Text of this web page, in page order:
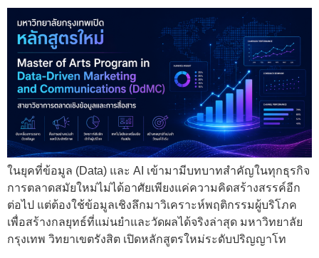
ในยุคที่ข้อมูล (Data) และ AI เข้ามามีบทบาทสำคัญในทุกธุรกิจ
การตลาดสมัยใหม่ไม่ได้อาศัยเพียงแค่ความคิดสร้างสรรค์อีก
ต่อไป แต่ต้องใช้ข้อมูลเชิงลึกมาวิเคราะห์พฤติกรรมผู้บริโภค
เพื่อสร้างกลยุทธ์ที่แม่นยำและวัดผลได้จริงล่าสุด มหาวิทยาลัย
กรุงเทพ วิทยาเขตรังสิต เปิดหลักสูตรใหม่ระดับปริญญาโท